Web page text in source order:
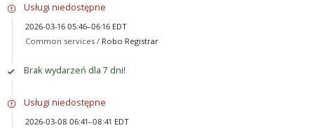
Usługi niedostępne
2026-03-16 05:46–06:16 EDT
Common services / Robo Registrar
Brak wydarzeń dla 7 dni!
Usługi niedostępne
2026-03-08 06:41–08:41 EDT